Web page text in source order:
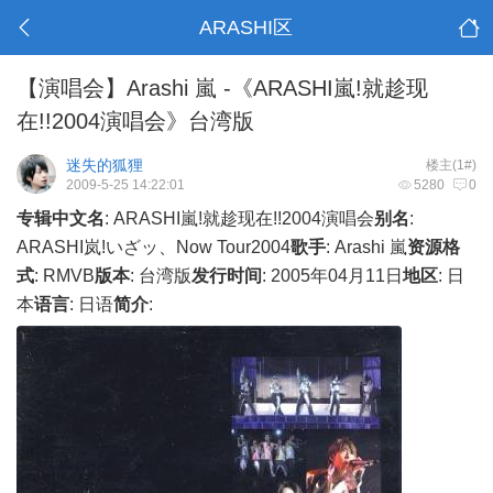
ARASHI区
【演唱会】Arashi 嵐 -《ARASHI嵐!就趁现
在!!2004演唱会》台湾版
楼主(1#)
迷失的狐狸
5280 0
2009-5-25 14:22:01
专辑中文名: ARASHI嵐!就趁现在!!2004演唱会别名:
ARASHI岚!いざッ、Now Tour2004歌手: Arashi 嵐资源格
式: RMVB版本: 台湾版发行时间: 2005年04月11日 地区: 日
本语言: 日语简介: